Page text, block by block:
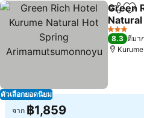
ตัวเลือกยอดนิยม
แชร์ เพิ่
Green
ดูราคา
3 ดาว
8.3 ดีมา
Kurume
จาก ฿1,859